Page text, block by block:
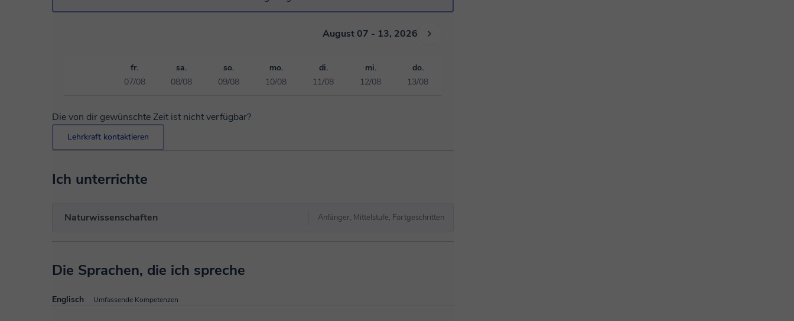
August 07 - 13, 2026
fr.
07/08
sa.
08/08
so.
09/08
mo.
10/08
di.
11/08
mi.
12/08
do.
13/08
Die von dir gewünschte Zeit ist nicht verfügbar?
Lehrkraft kontaktieren
Ich unterrichte
Naturwissenschaften Anfänger, Mittelstufe, Fortgeschritten
Die Sprachen, die ich spreche
Englisch Umfassende Kompetenzen